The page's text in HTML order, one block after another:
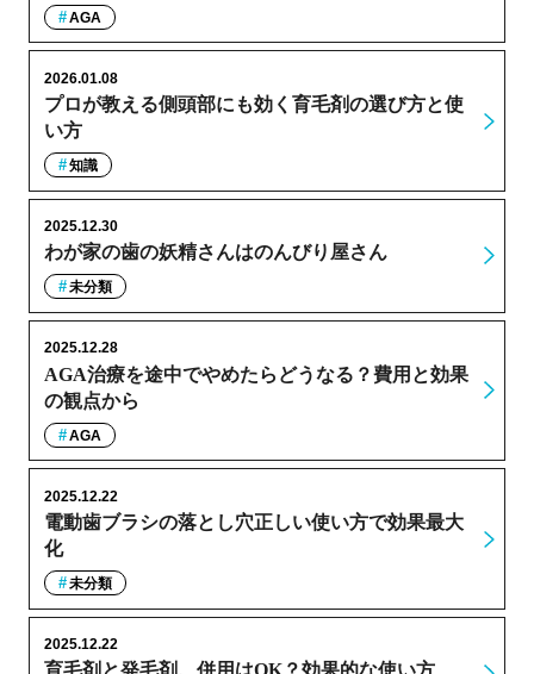
AGA
プロが教える側頭部にも効く育毛剤の選び方と使
い方
2026.01.08
知識
わが家の歯の妖精さんはのんびり屋さん
2025.12.30
未分類
AGA治療を途中でやめたらどうなる？費用と効果
の観点から
2025.12.28
AGA
電動歯ブラシの落とし穴正しい使い方で効果最大
化
2025.12.22
未分類
2025.12.22